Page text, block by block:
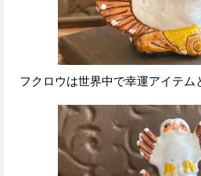
フクロウは世界中で幸運アイテム